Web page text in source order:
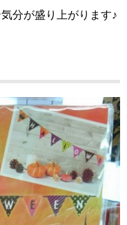
分が盛り上がります♪